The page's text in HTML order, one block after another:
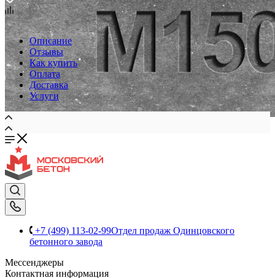
Описание
Отзывы
Как купить
Оплата
Доставка
Услуги
+7 (499) 113-02-99Отдел продаж Одинцовского
бетонного завода
Мессенджеры
Контактная информация